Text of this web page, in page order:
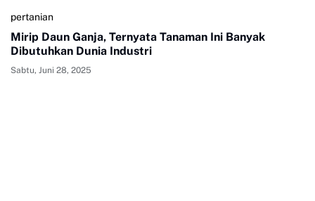
pertanian
Mirip Daun Ganja, Ternyata Tanaman Ini Banyak
Dibutuhkan Dunia Industri
Sabtu, Juni 28, 2025